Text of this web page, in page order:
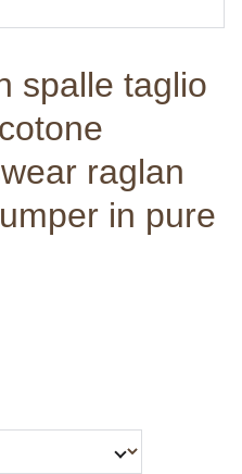
spalle taglio
raglan
in pure